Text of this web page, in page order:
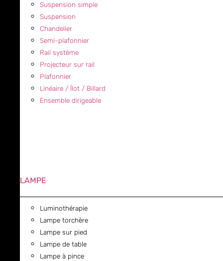
Suspension simple
Suspension
Chandelier
Semi-plafonnier
Rail système
Projecteur sur rail
Plafonnier
Linéaire / Îlot / Billard
Ensemble dirigeable
LAMPE
Luminothérapie
Lampe torchère
Lampe sur pied
Lampe de table
Lampe à pince